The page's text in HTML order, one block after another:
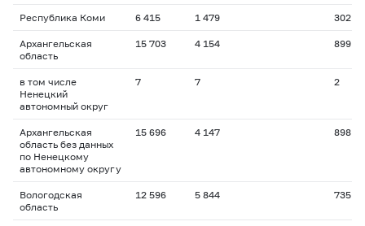
Республика Коми 6 415 1 479 302
Архангельская
область
15 703 4 154 899
в том числе
Ненецкий
автономный округ
7 7 2
Архангельская
область без данных
по Ненецкому
автономному округу
15 696 4 147 898
Вологодская
область
12 596 5 844 735